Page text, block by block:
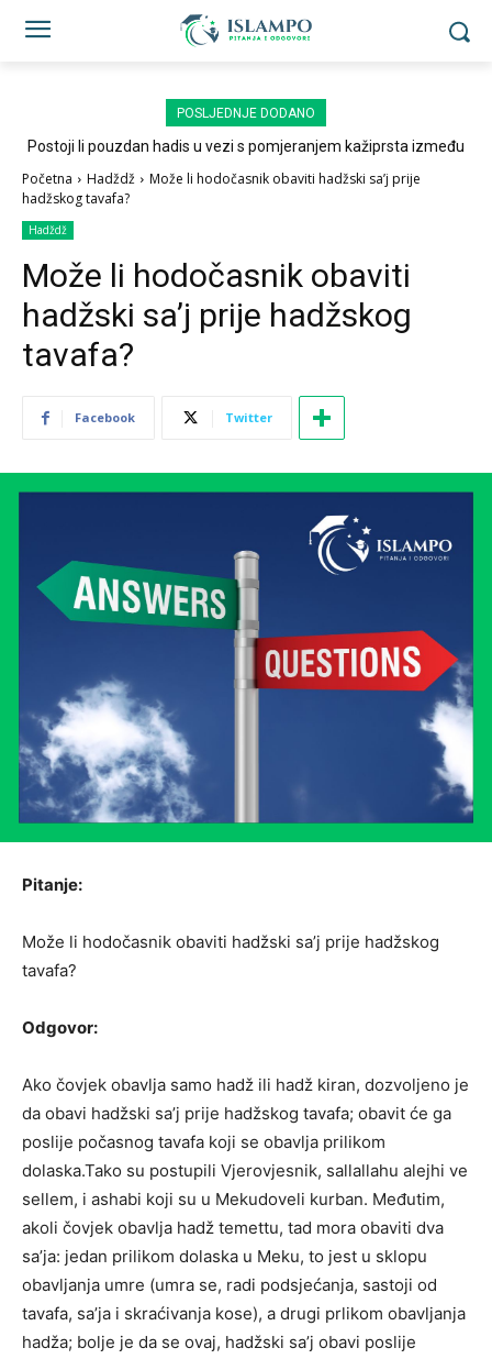
POSLJEDNJE DODANO
Postoji li pouzdan hadis u vezi s pomjeranjem kažiprsta između
Početna Hadždž
Može li hodočasnik obaviti hadžski sa’j prije
hadžskog tavafa?
Hadždž
Može li hodočasnik obaviti
hadžski sa’j prije hadžskog
tavafa?
Facebook Twitter
Pitanje:
Može li hodočasnik obaviti hadžski sa’j prije hadžskog
tavafa?
Odgovor:
Ako čovjek obavlja samo hadž ili hadž kiran, dozvoljeno je
da obavi hadžski sa’j prije hadžskog tavafa; obavit će ga
poslije počasnog tavafa koji se obavlja prilikom
dolaska.Tako su postupili Vjerovjesnik, sallallahu alejhi ve
sellem, i ashabi koji su u Mekudoveli kurban. Međutim,
akoli čovjek obavlja hadž temettu, tad mora obaviti dva
sa’ja: jedan prilikom dolaska u Meku, to jest u sklopu
obavljanja umre (umra se, radi podsjećanja, sastoji od
tavafa, sa’ja i skraćivanja kose), a drugi prlikom obavljanja
hadža; bolje je da se ovaj, hadžski sa’j obavi poslije